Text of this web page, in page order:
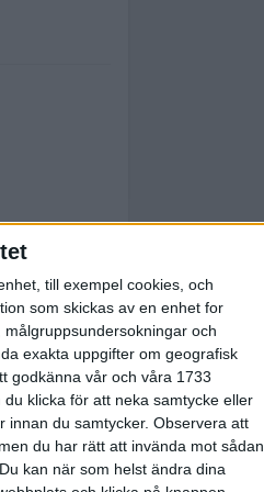
till exempel cookies, och
som skickas av en enhet for
och
exakta uppgifter om geografisk
godkänna vår och våra 1733
klicka för att neka samtycke eller
innan du samtycker. Observera att
du har rätt att invända mot sådan
kan när som helst ändra dina